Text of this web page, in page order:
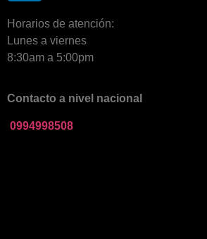
Horarios de atención:
Lunes a viernes
8:30am a 5:00pm
Contacto a nivel nacional
0994998508